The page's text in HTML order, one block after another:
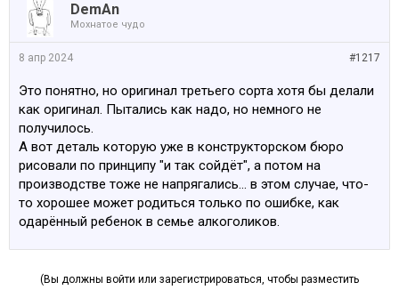
DemAn
Мохнатое чудо
#1217
8 апр 2024
Это понятно, но оригинал третьего сорта хотя бы делали
как оригинал. Пытались как надо, но немного не
получилось.
А вот деталь которую уже в конструкторском бюро
рисовали по принципу "и так сойдёт", а потом на
производстве тоже не напрягались... в этом случае, что-
то хорошее может родиться только по ошибке, как
одарённый ребенок в семье алкоголиков.
(Вы должны войти или зарегистрироваться, чтобы разместить